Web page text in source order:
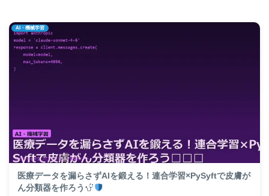
AI・機械学習
医療データを漏らさずAIを鍛える！連合学習×PySyftで皮膚が
ん分類器を作ろう